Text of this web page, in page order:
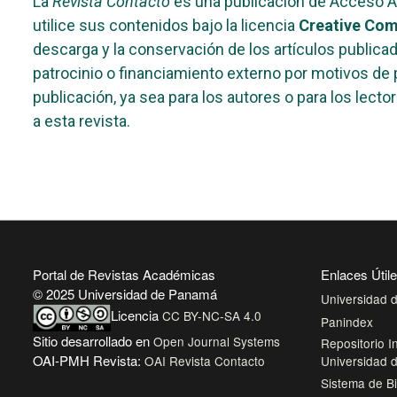
utilice sus contenidos bajo la licencia Creative
descarga y la conservación de los artículos
patrocinio o financiamiento externo por motivos
publicación, ya sea para los autores o para los
a esta revista.
Portal de Revistas Académicas
© 2025 Universidad de Panamá
Licencia CC BY-NC-SA 4.0
Sitio desarrollado en Open Journal Systems
OAI-PMH Revista: OAI Revista Contacto
Enlaces
Universidad
Panindex
Repositorio
Universidad
Sistema de